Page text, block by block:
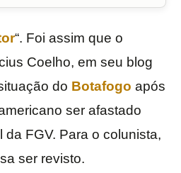
“. Foi assim que o
Coelho, em seu blog
do Botafogo após
ser afastado
da FGV. Para o colunista,
ser revisto.